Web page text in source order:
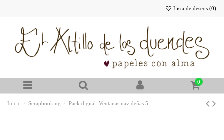
Lista de deseos (0)
0
Inicio Scrapbooking Pack digital: Ventanas navideñas 5